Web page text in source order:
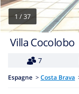
1 /37
Villa Cocolobo
7
Espagne > Costa Brava